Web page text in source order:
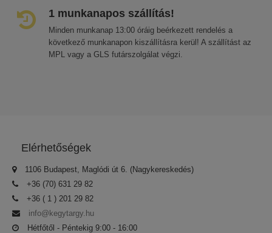
1 munkanapos szállítás!
Minden munkanap 13:00 óráig beérkezett rendelés a
következő munkanapon kiszállításra kerül! A szállítást az
MPL vagy a GLS futárszolgálat végzi.
Elérhetőségek
1106 Budapest, Maglódi út 6. (Nagykereskedés)
+36 (70) 631 29 82
+36 ( 1 ) 201 29 82
info@kegytargy.hu
Hétfőtől - Péntekig 9:00 - 16:00